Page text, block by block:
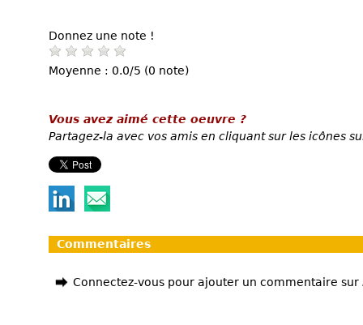
Donnez une note !
Moyenne : 0.0/5 (0 note)
Vous avez aimé cette oeuvre ?
Partagez-la avec vos amis en cliquant sur les icônes
Commentaires
Connectez-vous pour ajouter un commentaire sur